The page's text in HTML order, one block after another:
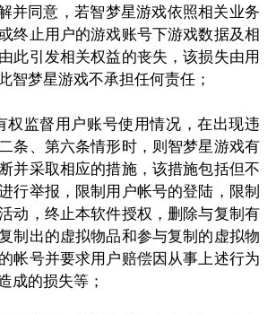
并同意，若智梦星游戏依照相关业务
终止用户的游戏账号下游戏数据及相
此引发相关权益的丧失，该损失由用
智梦星游戏不承担任何责任；
权监督用户账号使用情况，在出现违
条、第六条情形时，则智梦星游戏有
并采取相应的措施，该措施包括但不
行举报，限制用户帐号的登陆，限制
动，终止本软件授权，删除与复制有
制出的虚拟物品和参与复制的虚拟物
帐号并要求用户赔偿因从事上述行为
成的损失等；